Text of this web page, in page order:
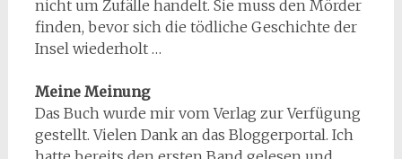
nicht um Zufälle handelt. Sie muss den Mörder
finden, bevor sich die tödliche Geschichte der
Insel wiederholt …
Meine Meinung
Das Buch wurde mir vom Verlag zur Verfügung
gestellt. Vielen Dank an das Bloggerportal. Ich